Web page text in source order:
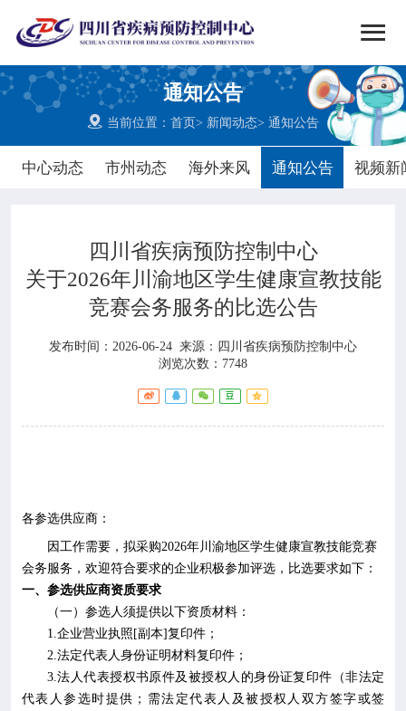

通知公告
 当前位置：首页> 新闻动态>通知公告
中心动态 市州动态 海外来风 通知公告 视频新

网站首页
中心概况 


科普园地
学术期刊
在线互动
政务公开 
四川省疾病预防控制中心
关于2026年川渝地区学生健康宣教技能
竞赛会务服务的比选公告
发布时间：2026-06-24 来源： 四川省疾病预防控制中心
浏览次数：7748
各参选供应商：
因工作需要，拟采购2026年川渝地区学生健康宣教技能竞赛
会务服务，欢迎符合要求的企业积极参加评选，比选要求如下：
一、参选供应商资质要求
（一） 参选人 须提供以下资质材料：
1. 企业营业执照[副本]复印件；
2. 法定代表人身份证明材料复印件；
3. 法人代表授权书原件及被授权人的身份证复印件（非法定
代表人参选时提供 ； 需法定代表人及被授权人双方签字或签